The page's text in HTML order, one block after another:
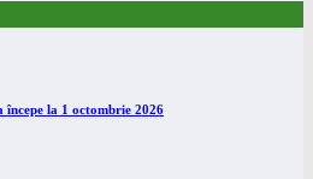
la 1 octombrie 2026